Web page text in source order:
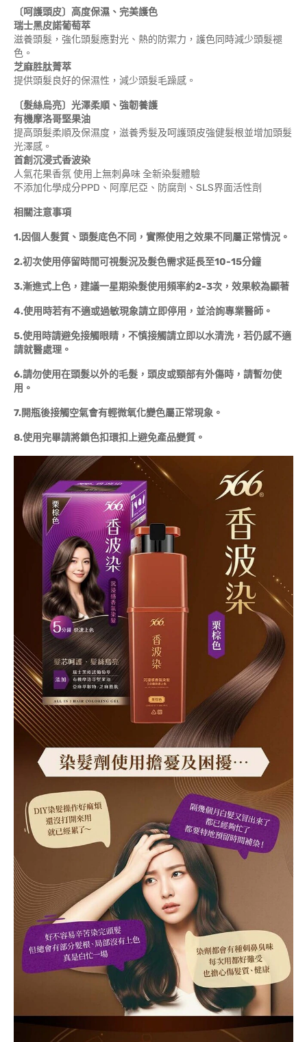
〔呵護頭皮〕高度保濕、完美護色
瑞士黑皮諾葡萄萃
滋養頭髮，強化頭髮應對光、熱的防禦力，護色同時減少頭髮褪
色。
芝麻胜肽菁萃
提供頭髮良好的保濕性，減少頭髮毛躁感。
〔髮絲烏亮〕光澤柔順、強韌養護
有機摩洛哥堅果油
提高頭髮柔順及保濕度，滋養秀髮及呵護頭皮強健髮根並增加頭髮
光澤感。
首創沉浸式香波染
人氣花果香氛 使用上無刺鼻味 全新染髮體驗
不添加化學成分PPD、阿摩尼亞、防腐劑、SLS界面活性劑
相關注意事項
1.因個人髮質、頭髮底色不同，實際使用之效果不同屬正常情況。
2.初次使用停留時間可視髮況及髮色需求延長至10-15分鐘
3.漸進式上色，建議一星期染髮使用頻率約2-3次，效果較為顯著
4.使用時若有不適或過敏現象請立即停用，並洽詢專業醫師。
5.使用時請避免接觸眼睛，不慎接觸請立即以水清洗，若仍感不適
請就醫處理。
6.請勿使用在頭髮以外的毛髮，頭皮或頸部有外傷時，請暫勿使
用。
7.開瓶後接觸空氣會有輕微氧化變色屬正常現象。
8.使用完畢請將鎖色扣環扣上避免產品變質。